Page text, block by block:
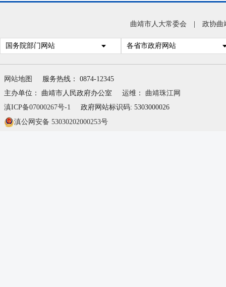
曲靖市人大常委会 政协曲
国务院部门网站 各省市政府网站
网站地图
服务热线： 0874-12345
主办单位： 曲靖市人民政府办公室
运维： 曲靖珠江网
滇ICP备07000267号-1
政府网站标识码: 5303000026
滇公网安备 53030202000253号